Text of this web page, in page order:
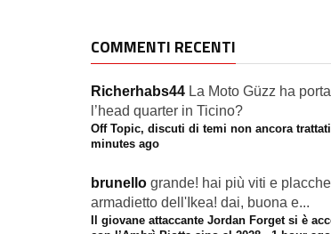
COMMENTI RECENTI
Richerhabs44 La Moto Güzz ha
l’head quarter in Ticino?
Off Topic, discuti di temi non ancora trattati
minutes ago
brunello grande! hai più viti e
armadietto dell'Ikea! dai, buona e...
Il giovane attaccante Jordan Forget si è